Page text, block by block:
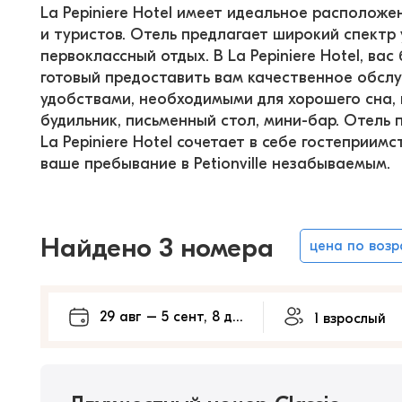
La Pepiniere Hotel имеет идеальное
и туристов. Отель предлагает широкий
первоклассный отдых. В La Pepiniere Hotel,
готовый предоставить вам качественное
удобствами, необходимыми для хорошего сна,
будильник, письменный стол, мини-бар. Отель
La Pepiniere Hotel сочетает в себе
ваше пребывание в Petionville незабываемым.
Найдено 3 номера цена по